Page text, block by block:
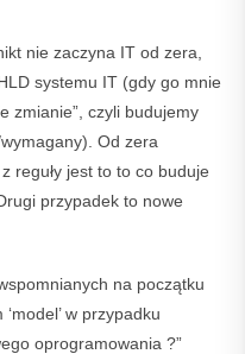
nie zaczyna IT od zera,
systemu IT (gdy go mnie
zmianie”, czyli budujemy
Od zera
reguły jest to to co buduje
przypadek to nowe
na początku
w przypadku
oprogramowania ?”